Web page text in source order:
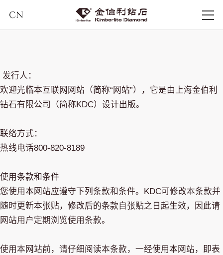
CN
发行人：
欢迎光临本互联网网站（简称“网站”），它是由上海金伯利
钻石有限公司（简称KDC）设计出版。
联络方式：
热线电话800-820-8189
使用条款和条件
您使用本网站应遵守下列条款和条件。KDC可修改本条款并
随时更新本张贴，修改后的条款自张贴之日起生效，因此请
网站用户定期浏览使用条款。
使用本网站前，请仔细阅读本条款，一经使用本网站，即表